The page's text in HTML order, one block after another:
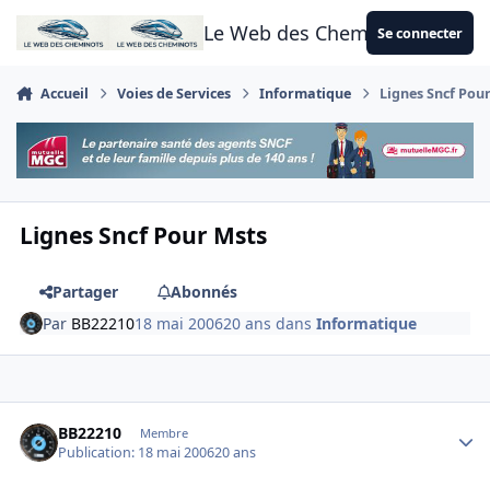
Aller au contenu
Le Web des CheminotsSe connecter
Accueil Voies de Services Informatique Lignes Sncf
Lignes Sncf Pour Msts
Partager
Abonnés
Par BB2221018 mai 200620 ans dansInformatique
BB22210 Membre
Publication: 18 mai 200620 ans